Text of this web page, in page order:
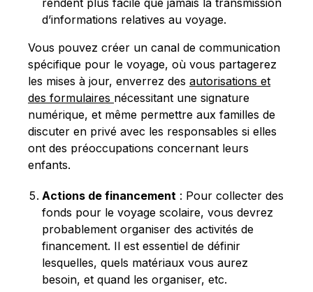
d’informations relatives au voyage.
Vous pouvez créer un canal de communication
spécifique pour le voyage, où vous partagerez
les mises à jour, enverrez des autorisations et
des formulaires nécessitant une signature
numérique, et même permettre aux familles de
discuter en privé avec les responsables si elles
ont des préoccupations concernant leurs
enfants.
Actions de financement : Pour collecter des
fonds pour le voyage scolaire, vous devrez
probablement organiser des activités de
financement. Il est essentiel de définir
lesquelles, quels matériaux vous aurez
besoin, et quand les organiser, etc.